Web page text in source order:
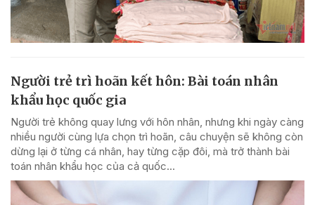
Người trẻ trì hoãn kết hôn: Bài toán nhân
khẩu học quốc gia
Người trẻ không quay lưng với hôn nhân, nhưng khi ngày càng
nhiều người cùng lựa chọn trì hoãn, câu chuyện sẽ không còn
dừng lại ở từng cá nhân, hay từng cặp đôi, mà trở thành bài
toán nhân khẩu học của cả quốc...